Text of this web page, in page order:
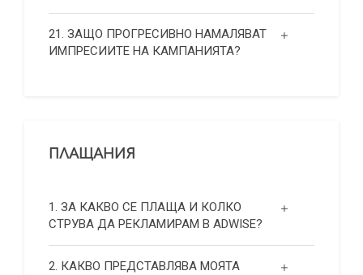
21. ЗАЩО ПРОГРЕСИВНО НАМАЛЯВАТ
ИМПРЕСИИТЕ НА КАМПАНИЯТА?
ПЛАЩАНИЯ
1. ЗА КАКВО СЕ ПЛАЩА И КОЛКО
СТРУВА ДА РЕКЛАМИРАМ В ADWISE?
2. КАКВО ПРЕДСТАВЛЯВА МОЯТА